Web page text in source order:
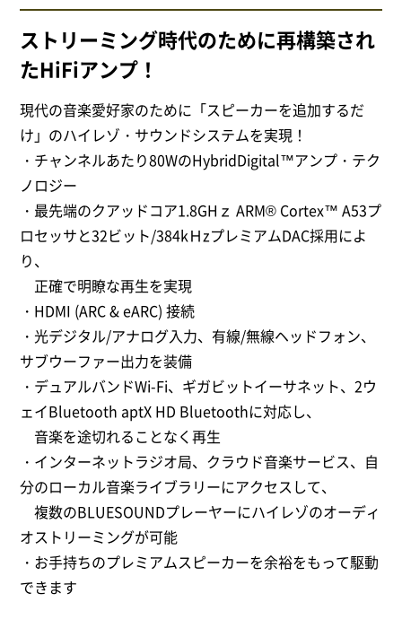
ストリーミング時代のために再構築され
たHiFiアンプ！
現代の音楽愛好家のために「スピーカーを追加するだ
け」のハイレゾ・サウンドシステムを実現！
・チャンネルあたり80WのHybridDigital™アンプ・テク
ノロジー
・最先端のクアッドコア1.8GHｚ ARM® Cortex™ A53プ
ロセッサと32ビット/384kＨzプレミアムDAC採用によ
り、
正確で明瞭な再生を実現
・HDMI (ARC & eARC) 接続
・光デジタル/アナログ入力、有線/無線ヘッドフォン、
サブウーファー出力を装備
・デュアルバンドWi-Fi、ギガビットイーサネット、2ウ
ェイBluetooth aptX HD Bluetoothに対応し、
音楽を途切れることなく再生
・インターネットラジオ局、クラウド音楽サービス、自
分のローカル音楽ライブラリーにアクセスして、
複数のBLUESOUNDプレーヤーにハイレゾのオーディ
オストリーミングが可能
・お手持ちのプレミアムスピーカーを余裕をもって駆動
できます